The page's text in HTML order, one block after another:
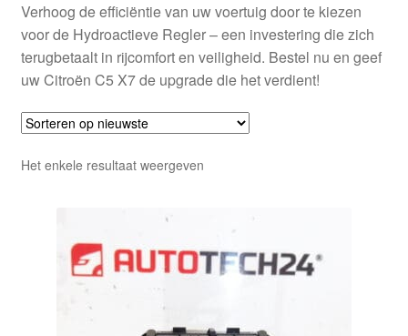
Winkelwagen
Verhoog de efficiëntie van uw voertuig door te kiezen
voor de Hydroactieve Regler – een investering die zich
terugbetaalt in rijcomfort en veiligheid. Bestel nu en geef
uw Citroën C5 X7 de upgrade die het verdient!
Het enkele resultaat weergeven